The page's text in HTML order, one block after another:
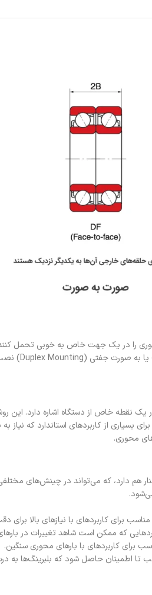
را در یک جهت خاص به خوبی تحمل
یک نقطه خاص از دستگاه اشاره دارد.
از کاربردهای استاندارد که نیاز به
محوری.
برای کاربردهای با نیازهای بالا برای
که ممکن است شاهد تغییرات در
برای کاربردهای با بارهای محوری سنگین.
تا اطمینان حاصل شود که بلبرینگ‌ها به